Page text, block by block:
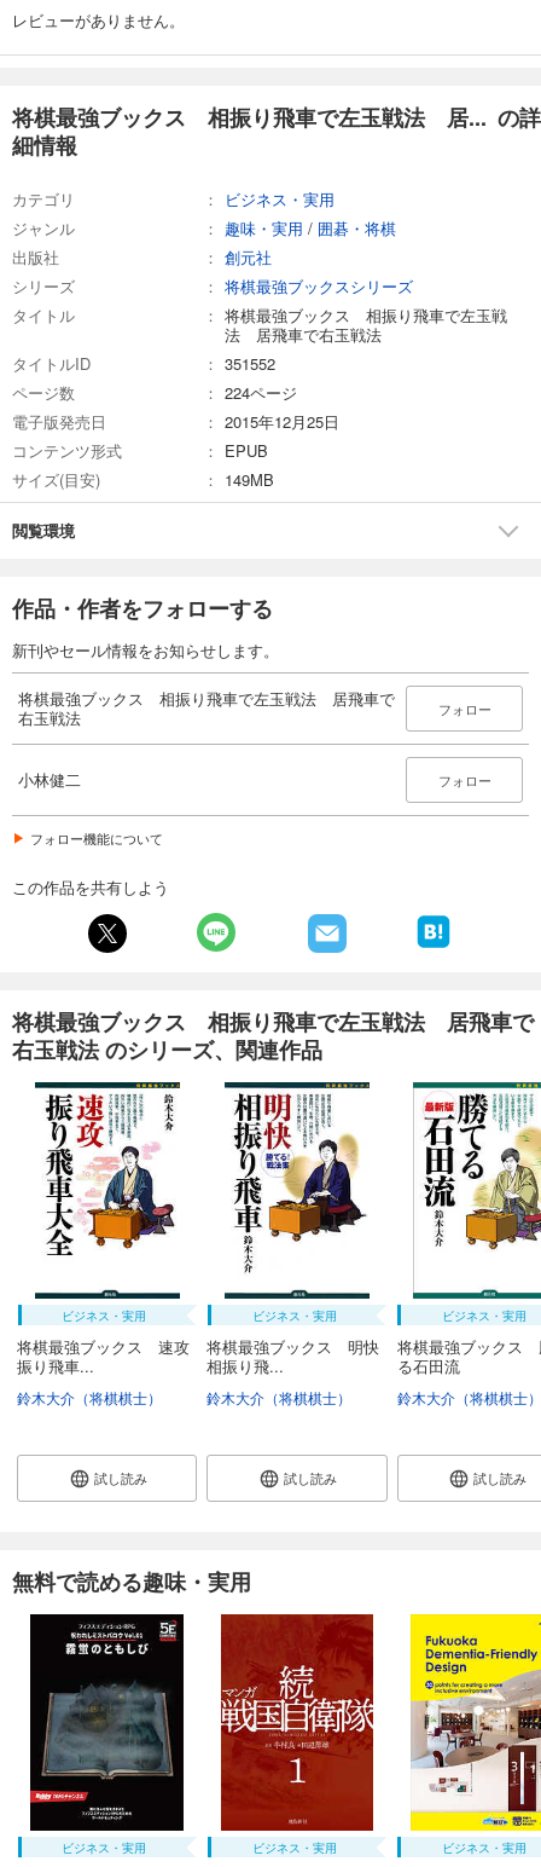
レビューがありません。
将棋最強ブックス 相振り飛車で左玉戦法 居... の詳
細情報
カテゴリ
ビジネス・実用
ジャンル
趣味・実用 / 囲碁・将棋
出版社
創元社
シリーズ
将棋最強ブックスシリーズ
タイトル
将棋最強ブックス 相振り飛車で左玉戦
法 居飛車で右玉戦法
タイトルID
351552
ページ数
224ページ
電子版発売日
2015年12月25日
コンテンツ形式
EPUB
サイズ(目安)
149MB
閲覧環境
作品・作者をフォローする
新刊やセール情報をお知らせします。
将棋最強ブックス 相振り飛車で左玉戦法 居飛車で
右玉戦法
フォロー
小林健二 フォロー
フォロー機能について
この作品を共有しよう
将棋最強ブックス 相振り飛車で左玉戦法 居飛車で
右玉戦法 のシリーズ、関連作品
ビジネス・実用
将棋最強ブックス 速攻
振り飛車...
鈴木大介（将棋棋士）
試し読み
ビジネス・実用
将棋最強ブックス 明快
相振り飛...
鈴木大介（将棋棋士）
試し読み
ビジネス・実用
将棋最強ブックス
る石田流
鈴木大介（将棋棋士）
試し読み
無料で読める趣味・実用
ビジネス・実用 ビジネス・実用 ビジネス・実用